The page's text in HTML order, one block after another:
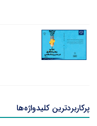
پرکاربردترین کلیدواژه‌ها